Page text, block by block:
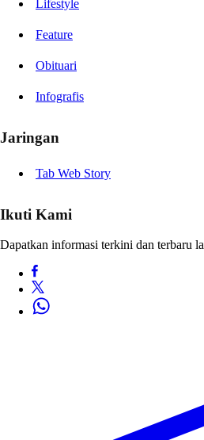
Lifestyle
Feature
Obituari
Infografis
Jaringan
Tab Web Story
Ikuti Kami
Dapatkan informasi terkini dan terbaru